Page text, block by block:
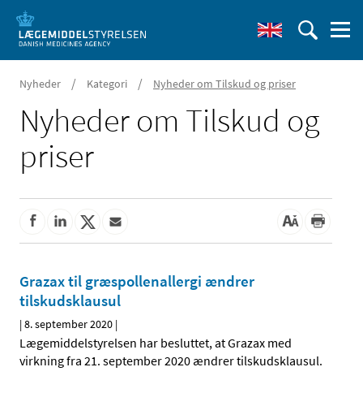
Nyheder / Kategori / Nyheder om Tilskud og priser
Nyheder om Tilskud og
priser
Grazax til græspollenallergi ændrer
tilskudsklausul
|8. september 2020 |
Lægemiddelstyrelsen har besluttet, at Grazax med
virkning fra 21. september 2020 ændrer tilskudsklausul.